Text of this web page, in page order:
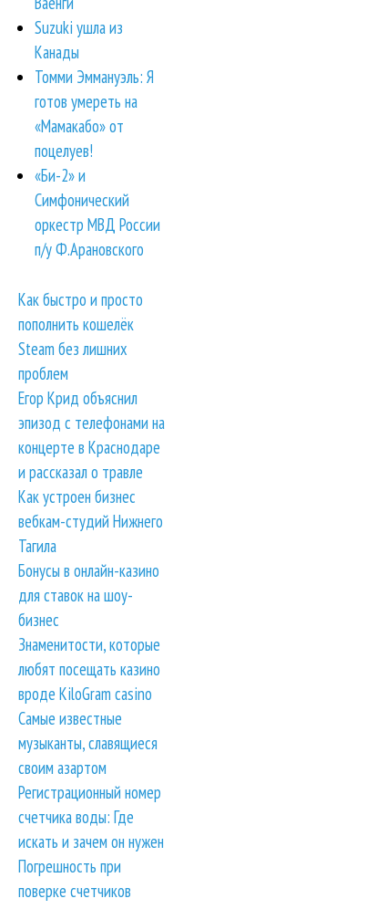
Suzuki ушла из
Канады
Томми Эммануэль: Я
готов умереть на
«Мамакабо» от
поцелуев!
«Би-2» и
Симфонический
оркестр МВД России
п/у Ф.Арановского
Как быстро и просто
пополнить кошелёк
Steam без лишних
проблем
Егор Крид объяснил
эпизод с телефонами на
концерте в Краснодаре
и рассказал о травле
Как устроен бизнес
вебкам-студий Нижнего
Тагила
Бонусы в онлайн-казино
для ставок на шоу-
бизнес
Знаменитости, которые
любят посещать казино
вроде KiloGram casino
Самые известные
музыканты, славящиеся
своим азартом
Регистрационный номер
счетчика воды: Где
искать и зачем он нужен
Погрешность при
поверке счетчиков